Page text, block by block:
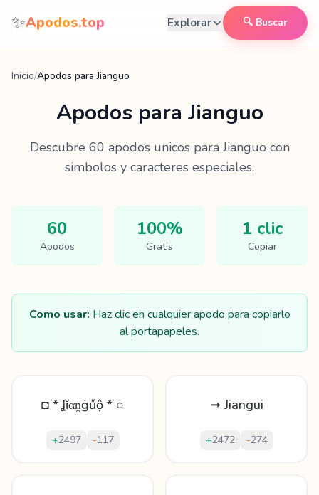
Saltar al contenido
✨Apodos.top Explorar 🔍 Buscar
Inicio/Apodos para Jianguo
Apodos para Jianguo
Descubre 60 apodos unicos paraJianguo con
simbolos y caracteres especiales.
60
Apodos
100%
Gratis
1 clic
Copiar
Como usar: Haz clic en cualquier apodo para copiarlo
al portapapeles.
◘ * Ʝĭαṋġűộ * ○
+2497 -117
➞ Jiangui
+2472 -274